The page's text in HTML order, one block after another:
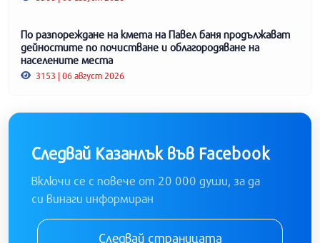
По разпореждане на кмета на Павел баня продължават
дейностите по почистване и облагородяване на
населените места
3153 | 06 август 2026
Следвай Казанлък във Facebook
Включи се с повече от 20 000 души, за да
си винаги информиран
Следвай страницата